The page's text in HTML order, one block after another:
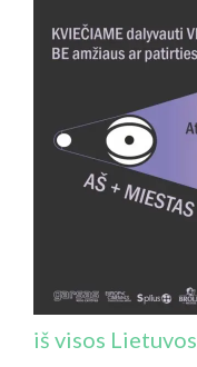
iš visos Lietuvos